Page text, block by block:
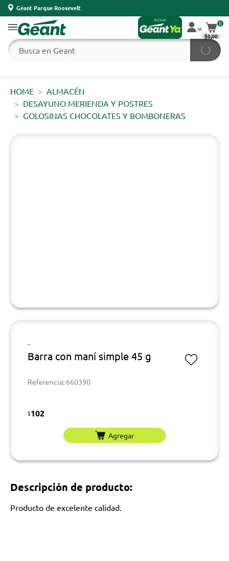
Géant Parque Roosevelt
0
$0,00
HOME
ALMACÉN
DESAYUNO MERIENDA Y POSTRES
GOLOSINAS CHOCOLATES Y BOMBONERAS
-
Barra con maní simple 45 g
Referencia: 660390
$102
Agregar
Descripción de producto:
Producto de excelente calidad.